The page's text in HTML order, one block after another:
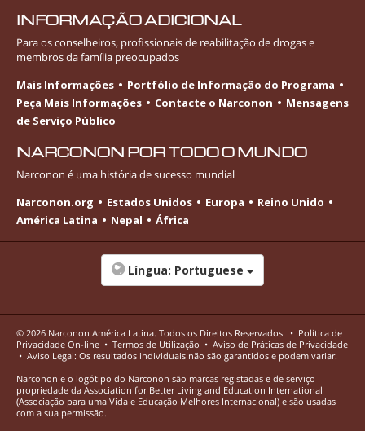
INFORMAÇÃO ADICIONAL
Para os conselheiros, profissionais de reabilitação de drogas e
membros da família preocupados
Mais Informações
Portfólio de Informação do Programa
Peça Mais Informações
Contacte o Narconon
Mensagens
de Serviço Público
NARCONON POR TODO O MUNDO
Narconon é uma história de sucesso mundial
Narconon.org
Estados Unidos Europa
Reino Unido
América Latina
Nepal África
Língua: Portuguese
© 2026 Narconon América Latina. Todos os Direitos Reservados. • Política de
Privacidade On-line • Termos de Utilização • Aviso de Práticas de Privacidade
• Aviso Legal: Os resultados individuais não são garantidos e podem variar.
Narconon e o logótipo do Narconon são marcas registadas e de serviço
propriedade da Association for Better Living and Education International
(Associação para uma Vida e Educação Melhores Internacional) e são usadas
com a sua permissão.